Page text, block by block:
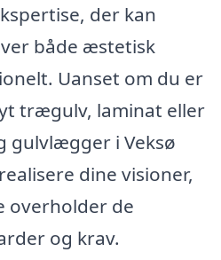
der kan
både æstetisk
Uanset om du er
trægulv, laminat eller
gulvlægger i Veksø
dine visioner,
overholder de
og krav.